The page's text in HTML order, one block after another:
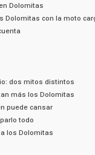
Dolomitas
Dolomitas con la moto
dos mitos distintos
más los Dolomitas
puede cansar
todo
los Dolomitas